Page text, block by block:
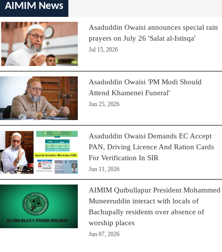
AIMIM News
Asaduddin Owaisi announces special rain
prayers on July 26 'Salat al-Istisqa'
Jul 15, 2026
Asaduddin Owaisi 'PM Modi Should
Attend Khamenei Funeral'
Jun 25, 2026
Asaduddin Owaisi Demands EC Accept
PAN, Driving Licence And Ration Cards
For Verification In SIR
Jun 11, 2026
AIMIM Qutbullapur President Mohammed
Muneeruddin interact with locals of
Bachupally residents over absence of
worship places
Jun 07, 2026